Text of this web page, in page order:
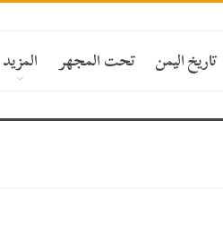
تاريخ اليمن تحت المجهر المزيد